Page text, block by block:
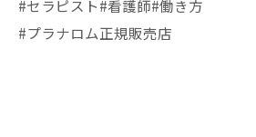
#セラピスト#看護師#働き方
#プラナロム正規販売店